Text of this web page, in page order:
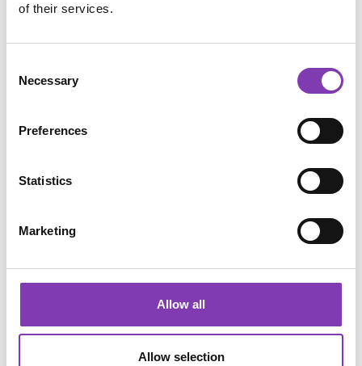
of their services.
Selection
Necessary
Preferences
Statistics
Marketing
Allow all
Allow selection
Tropfen
Gel hinein. Dann schnappst du dir die
Lavendelöl mit untergemengt. Wenn alles gut
Wenn du dir nun deine Haarkur gönnen
möchtest, kannst du einige Zeit vor dem